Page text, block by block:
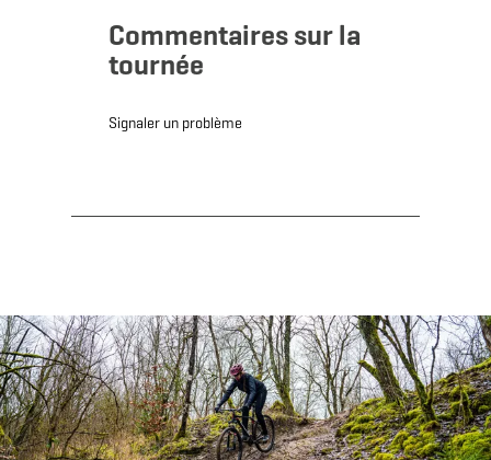
Commentaires sur la
tournée
Signaler un problème